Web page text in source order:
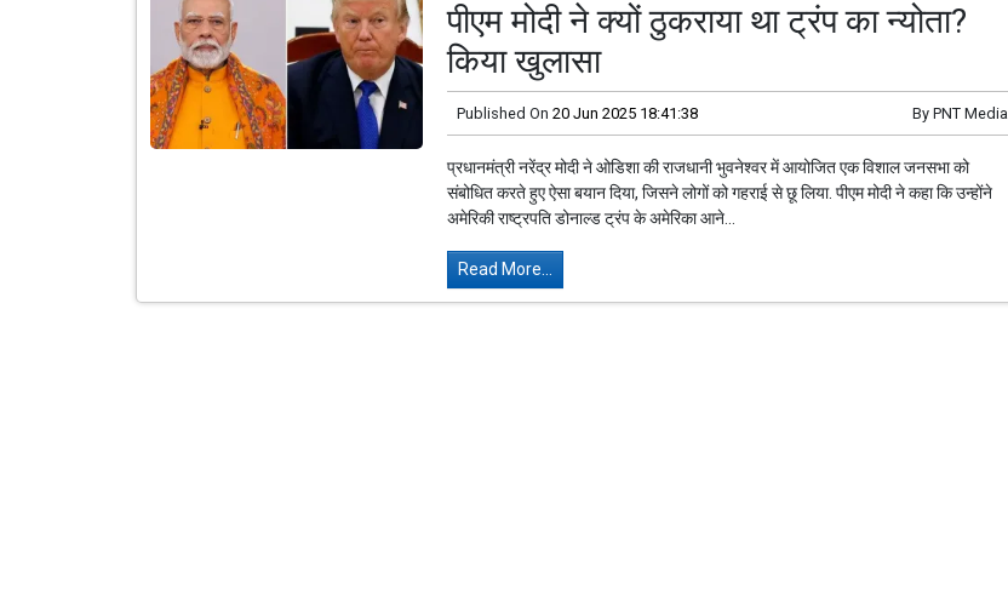
पीएम मोदी ने क्यों ठुकराया था ट्रंप का न्योता?
किया खुलासा
Published On 20 Jun 2025 18:41:38 By PNT Media
प्रधानमंत्री नरेंद्र मोदी ने ओडिशा की राजधानी भुवनेश्वर में आयोजित एक विशाल जनसभा को
संबोधित करते हुए ऐसा बयान दिया, जिसने लोगों को गहराई से छू लिया. पीएम मोदी ने कहा कि उन्होंने
अमेरिकी राष्ट्रपति डोनाल्ड ट्रंप के अमेरिका आने...
Read More...